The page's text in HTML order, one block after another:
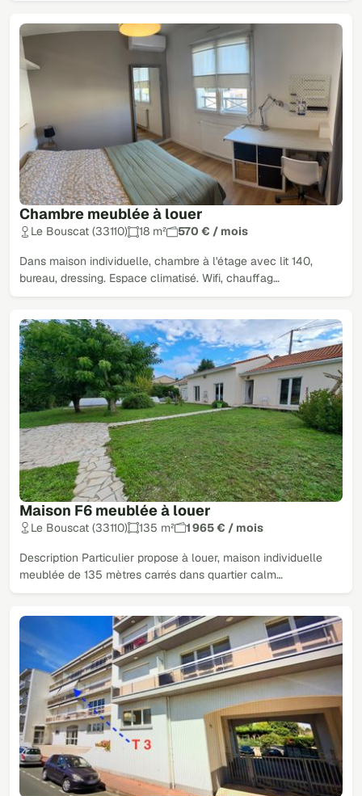
Chambre meublée à louer
Le Bouscat (33110) 18 m² 570 € / mois
Dans maison individuelle, chambre à l'étage avec lit 140,
bureau, dressing. Espace climatisé. Wifi, chauffag…
Maison F6 meublée à louer
Le Bouscat (33110) 135 m² 1 965 € / mois
Description Particulier propose à louer, maison individuelle
meublée de 135 mètres carrés dans quartier calm…